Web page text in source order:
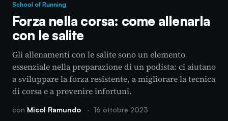
School of Running
Forza nella corsa: come allenarla
con le salite
Gli allenamenti con le salite sono un elemento
essenziale nella preparazione di un podista: ci aiutano
a sviluppare la forza resistente, a migliorare la tecnica
di corsa e a prevenire infortuni.
con Micol Ramundo · 16 ottobre 2023